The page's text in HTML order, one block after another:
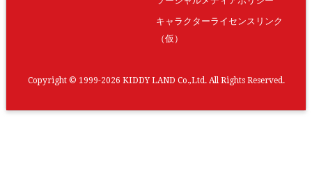
キャラクターライセンスリンク
（仮）
Copyright © 1999-2026 KIDDY LAND Co.,Ltd. All Rights Reserved.